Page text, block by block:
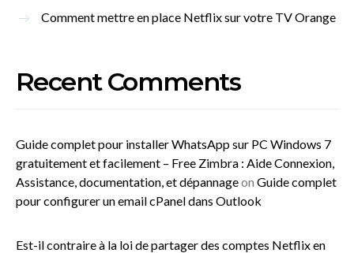
Comment mettre en place Netflix sur votre TV Orange
Recent Comments
Guide complet pour installer WhatsApp sur PC Windows 7
gratuitement et facilement – Free Zimbra : Aide Connexion,
Assistance, documentation, et dépannageon Guide complet
pour configurer un email cPanel dans Outlook
Est-il contraire à la loi de partager des comptes Netflix en